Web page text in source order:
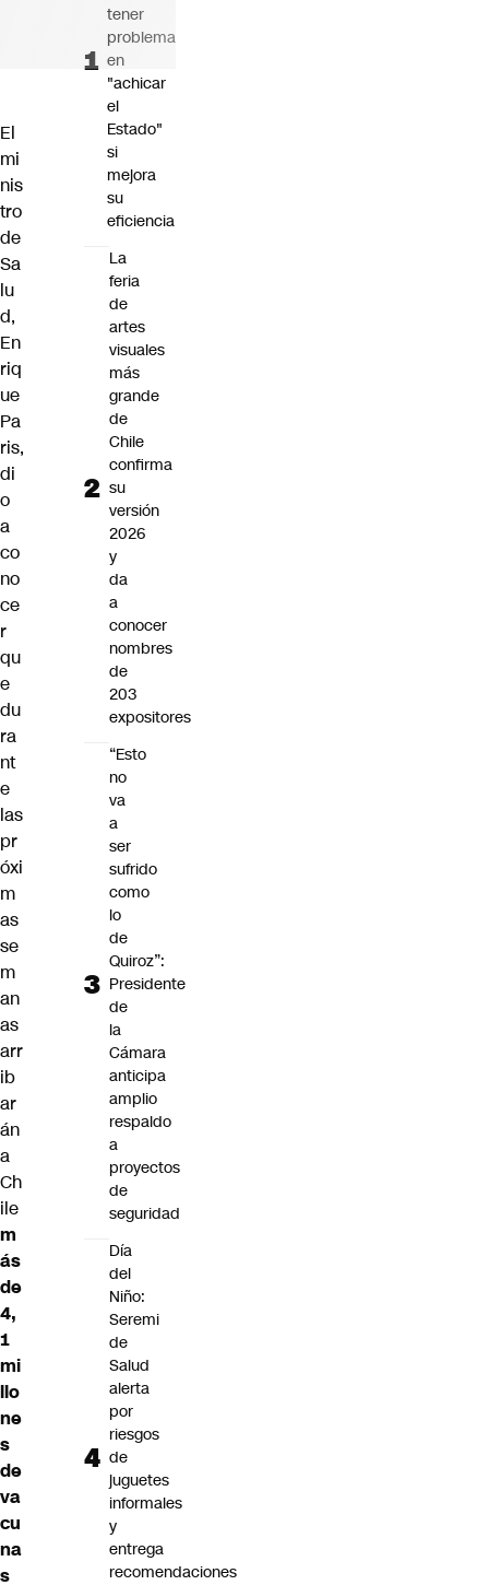
El
mi
nis
tro
de
Sa
lu
d,
En
riq
ue
Pa
ris,
di
o
a
co
no
ce
r
qu
e
du
ra
nt
e
las
pr
óxi
m
as
se
m
an
as
arr
ib
ar
án
a
Ch
ile
m
ás
de
4,
1
mi
llo
ne
s
de
va
cu
na
s
tener
problema
en
"achicar
el
Estado"
si
mejora
su
eficiencia
La
feria
de
artes
visuales
más
grande
de
Chile
confirma
su
versión
2026
y
da
a
conocer
nombres
de
203
expositores
“Esto
no
va
a
ser
sufrido
como
lo
de
Quiroz”:
Presidente
de
la
Cámara
anticipa
amplio
respaldo
a
proyectos
de
seguridad
Día
del
Niño:
Seremi
de
Salud
alerta
por
riesgos
de
juguetes
informales
y
entrega
recomendaciones